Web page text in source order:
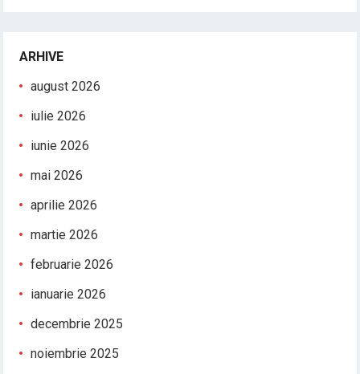
ARHIVE
august 2026
iulie 2026
iunie 2026
mai 2026
aprilie 2026
martie 2026
februarie 2026
ianuarie 2026
decembrie 2025
noiembrie 2025